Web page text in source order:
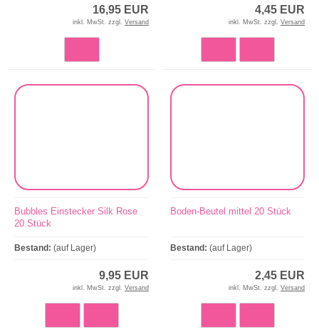
16,95 EUR
inkl. MwSt. zzgl. Versand
4,45 EUR
inkl. MwSt. zzgl. Versand
Bubbles Einstecker Silk Rose
20 Stück
Bestand: (auf Lager)
9,95 EUR
inkl. MwSt. zzgl. Versand
Boden-Beutel mittel 20 Stück
Bestand: (auf Lager)
2,45 EUR
inkl. MwSt. zzgl. Versand